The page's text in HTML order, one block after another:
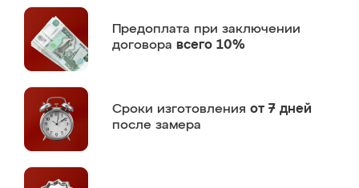
Предоплата при заключении
договора всего 10%
Сроки изготовления от 7 дней
после замера